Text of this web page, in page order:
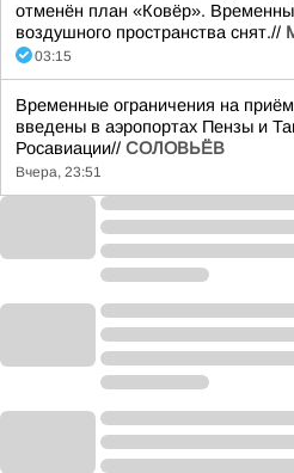
отменён план «Ковёр».
воздушного пространства снят.//
03:15
Временные ограничения на
введены в аэропортах Пензы и
Росавиации// СОЛОВЬЁВ
Вчера, 23:51